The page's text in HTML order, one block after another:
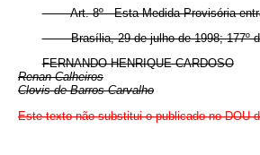
Art. 8º Esta Medida Provisória entra
Brasília, 29 de julho de 1998; 177º da
FERNANDO HENRIQUE CARDOSO
Renan Calheiros
Clovis de Barros Carvalho
Este texto não substitui o publicado no DOU